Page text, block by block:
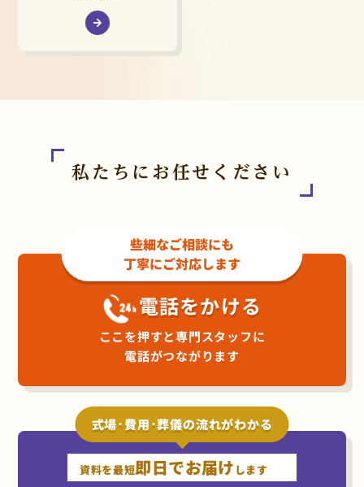
私たちにお任せください
些細なご相談にも
丁寧にご対応します
ここを押すと専門スタッフに
電話がつながります
電話をかける
式場･費用･葬儀の流れがわかる
資料を最短即日でお届け します